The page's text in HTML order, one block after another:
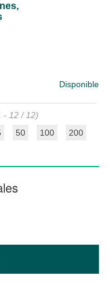
Disponible
- 12 / 12)
50 100 200